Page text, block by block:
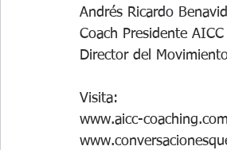
Andrés Ricardo
Coach Presidente AICC
Director del
Visita:
www.aicc-coaching.com